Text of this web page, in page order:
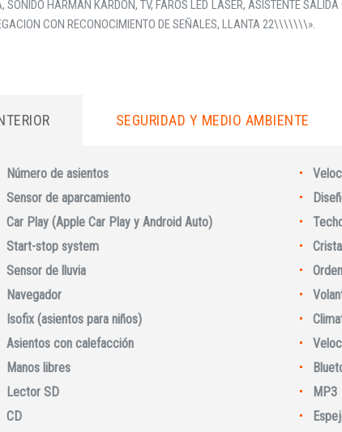
SONIDO HARMAN KARDON, TV, FAROS LED LASER, ASISTENTE
CON RECONOCIMIENTO DE SEÑALES, LLANTA 22\\\\\\\».
SEGURIDAD Y MEDIO AMBIENTE
Número de asientos
Sensor de aparcamiento
Car Play (Apple Car Play y Android Auto)
Start-stop system
Sensor de lluvia
Navegador
Isofix (asientos para niños)
Asientos con calefacción
Manos libres
Lector SD
MP3
CD